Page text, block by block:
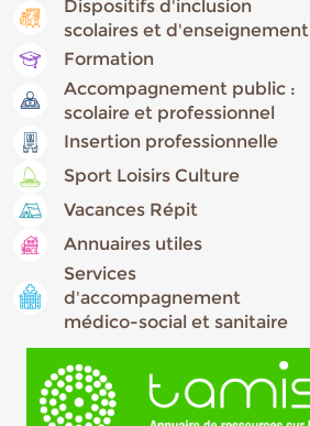
Dispositifs d'inclusion
scolaires et d'enseignement
Formation
Accompagnement public :
scolaire et professionnel
Insertion professionnelle
Sport Loisirs Culture
Vacances Répit
Annuaires utiles
Services
d'accompagnement
médico-social et sanitaire